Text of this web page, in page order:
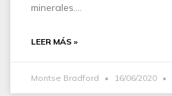
minerales.…
LEER MÁS »
Montse Bradford 16/06/2020